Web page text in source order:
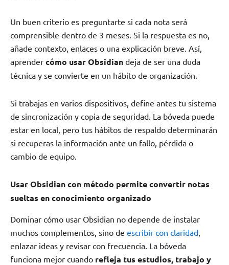
Un buen criterio es preguntarte si cada nota será
comprensible dentro de 3 meses. Si la respuesta es no,
añade contexto, enlaces o una explicación breve. Así,
aprender cómo usar Obsidian deja de ser una duda
técnica y se convierte en un hábito de organización.
Si trabajas en varios dispositivos, define antes tu sistema
de sincronización y copia de seguridad. La bóveda puede
estar en local, pero tus hábitos de respaldo determinarán
si recuperas la información ante un fallo, pérdida o
cambio de equipo.
Usar Obsidian con método permite convertir notas
sueltas en conocimiento organizado
Dominar cómo usar Obsidian no depende de instalar
muchos complementos, sino de escribir con claridad,
enlazar ideas y revisar con frecuencia. La bóveda
funciona mejor cuando refleja tus estudios, trabajo y